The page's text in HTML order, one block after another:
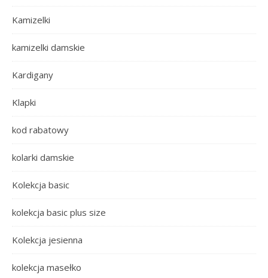
Kamizelki
kamizelki damskie
Kardigany
Klapki
kod rabatowy
kolarki damskie
Kolekcja basic
kolekcja basic plus size
Kolekcja jesienna
kolekcja masełko